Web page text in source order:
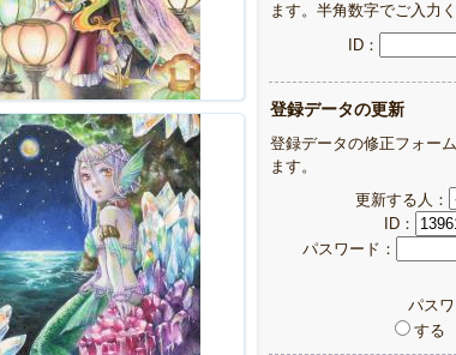
ます。半角数字でご入力く
ID：
登録データの更新
登録データの修正フォー
ます。
更新する人：
ID：
パスワード：
パス
する